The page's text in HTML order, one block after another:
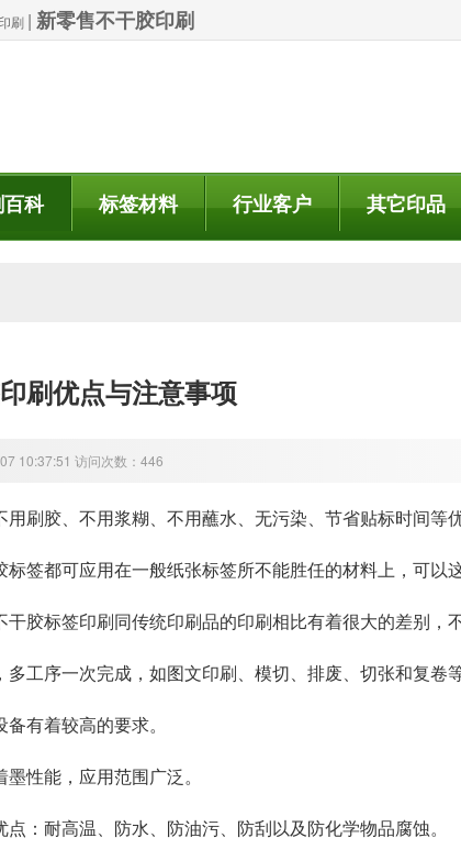
刷 | 新零售不干胶印刷
科 标签材料 行业客户 其它印品
刷优点与注意事项
10:37:51 访问次数：446
用刷胶、不用浆糊、不用蘸水、无污染、节省贴标时间等
标签都可应用在一般纸张标签所不能胜任的材料上，可以
干胶标签印刷同传统印刷品的印刷相比有着很大的差别，
多工序一次完成，如图文印刷、模切、排废、切张和复卷
有着较高的要求。
性能，应用范围广泛。
：耐高温、防水、防油污、防刮以及防化学物品腐蚀。